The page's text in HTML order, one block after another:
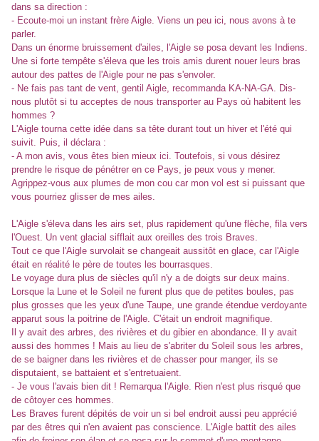
dans sa direction :
- Ecoute-moi un instant frère Aigle. Viens un peu ici, nous avons à te
parler.
Dans un énorme bruissement d'ailes, l'Aigle se posa devant les Indiens.
Une si forte tempête s'éleva que les trois amis durent nouer leurs bras
autour des pattes de l'Aigle pour ne pas s'envoler.
- Ne fais pas tant de vent, gentil Aigle, recommanda KA-NA-GA. Dis-
nous plutôt si tu acceptes de nous transporter au Pays où habitent les
hommes ?
L'Aigle tourna cette idée dans sa tête durant tout un hiver et l'été qui
suivit. Puis, il déclara :
- A mon avis, vous êtes bien mieux ici. Toutefois, si vous désirez
prendre le risque de pénétrer en ce Pays, je peux vous y mener.
Agrippez-vous aux plumes de mon cou car mon vol est si puissant que
vous pourriez glisser de mes ailes.
L'Aigle s'éleva dans les airs set, plus rapidement qu'une flèche, fila vers
l'Ouest. Un vent glacial sifflait aux oreilles des trois Braves.
Tout ce que l'Aigle survolait se changeait aussitôt en glace, car l'Aigle
était en réalité le père de toutes les bourrasques.
Le voyage dura plus de siècles qu'il n'y a de doigts sur deux mains.
Lorsque la Lune et le Soleil ne furent plus que de petites boules, pas
plus grosses que les yeux d'une Taupe, une grande étendue verdoyante
apparut sous la poitrine de l'Aigle. C'était un endroit magnifique.
Il y avait des arbres, des rivières et du gibier en abondance. Il y avait
aussi des hommes ! Mais au lieu de s'abriter du Soleil sous les arbres,
de se baigner dans les rivières et de chasser pour manger, ils se
disputaient, se battaient et s'entretuaient.
- Je vous l'avais bien dit ! Remarqua l'Aigle. Rien n'est plus risqué que
de côtoyer ces hommes.
Les Braves furent dépités de voir un si bel endroit aussi peu apprécié
par des êtres qui n'en avaient pas conscience. L'Aigle battit des ailes